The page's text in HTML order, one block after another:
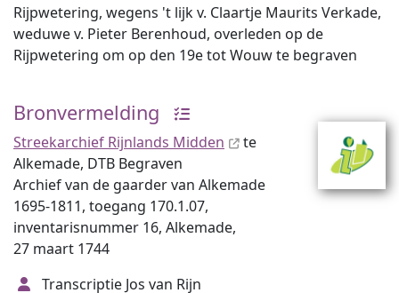
Rijpwetering, wegens 't lijk v. Claartje Maurits Verkade,
weduwe v. Pieter Berenhoud, overleden op de
Rijpwetering om op den 19e tot Wouw te begraven
Bronvermelding
Streekarchief Rijnlands Midden
te
Alkemade, DTB Begraven
Archief van de gaarder van Alkemade
1695-1811, toegang 170.1.07,
inventarisnummer 16, Alkemade,
27 maart 1744
Transcriptie Jos van Rijn